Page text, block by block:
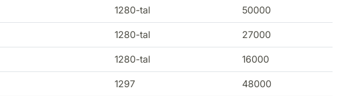
1280-tal 50000
1280-tal 27000
1280-tal 16000
1297 48000